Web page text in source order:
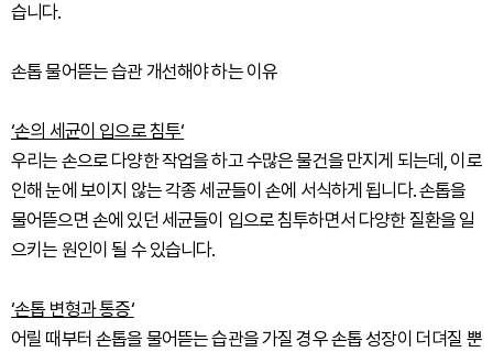
습니다.
손톱 물어뜯는 습관 개선해야 하는 이유
‘손의 세균이 입으로 침투‘
우리는 손으로 다양한 작업을 하고 수많은 물건을 만지게 되는데, 이로
인해 눈에 보이지 않는 각종 세균들이 손에 서식하게 됩니다. 손톱을
물어뜯으면 손에 있던 세균들이 입으로 침투하면서 다양한 질환을 일
으키는 원인이 될 수 있습니다.
‘손톱 변형과 통증‘
어릴 때부터 손톱을 물어뜯는 습관을 가질 경우 손톱 성장이 더뎌질 뿐